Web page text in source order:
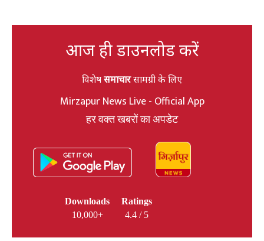
आज ही डाउनलोड करें
विशेषसमाचारसामग्री के लिए
Mirzapur News Live - Official App
हर वक्त खबरों का अपडेट
Downloads
10,000+
Ratings
4.4 / 5